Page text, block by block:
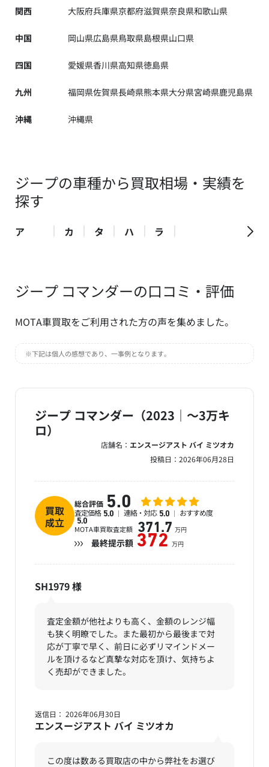
関西 大阪府兵庫県京都府滋賀県奈良県和歌山県
中国 岡山県広島県鳥取県島根県山口県
四国 愛媛県香川県高知県徳島県
九州 福岡県佐賀県長崎県熊本県大分県宮崎県鹿児島県
沖縄 沖縄県
ジープの車種から買取相場・実績を
探す
ア カ タ ハ ラ
ジープ コマンダーの口コミ・評価
MOTA車買取をご利用された方の声を集めました。
※下記は個人の感想であり、一事例となります。
ジープ コマンダー（2023｜～3万キ
ロ）
店舗名： エンスージアスト バイ ミツオカ
投稿日： 2026年06月28日
買取
成立
総合評価 5.0
査定価格 5.0 連絡・対応 5.0 おすすめ度
5.0
MOTA車買取査定額 371.7 万円
最終提示額 372 万円
SH1979様
査定金額が他社よりも高く、金額のレンジ幅
も狭く明瞭でした。また最初から最後まで対
応が丁寧で早く、前日に必ずリマインドメー
ルを頂けるなど真摯な対応を頂け、気持ちよ
く売却ができました。
この度は数ある買取店の中から弊社をお選び
エンスージアスト バイ ミツオカ
返信日： 2026年06月30日